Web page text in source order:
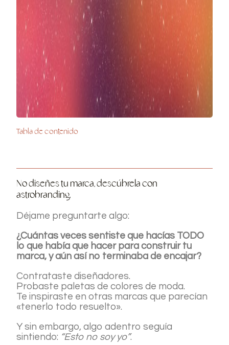
Tabla de contenido
No diseñes tu marca, descúbrela con
astrobranding.
Déjame preguntarte algo:
¿Cuántas veces sentiste que hacías TODO
lo que había que hacer para construir tu
marca, y aún así no terminaba de encajar?
Contrataste diseñadores.
Probaste paletas de colores de moda.
Te inspiraste en otras marcas que parecían
«tenerlo todo resuelto».
Y sin embargo, algo adentro seguía
sintiendo: “Esto no soy yo”.